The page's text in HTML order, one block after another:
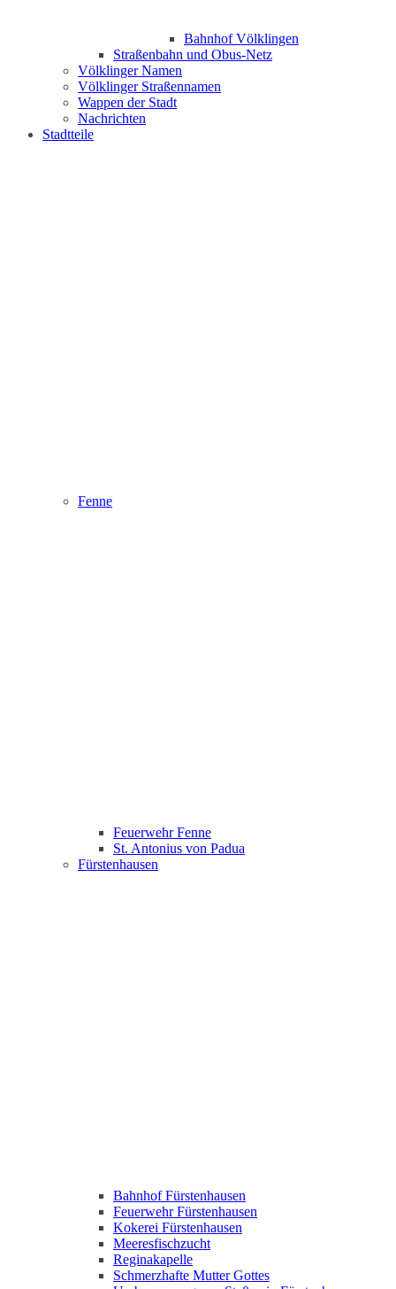
Bahnhof Völklingen
Straßenbahn und Obus-Netz
Völklinger Namen
Völklinger Straßennamen
Wappen der Stadt
Nachrichten
Stadtteile
Fenne
Feuerwehr Fenne
St. Antonius von Padua
Fürstenhausen
Bahnhof Fürstenhausen
Feuerwehr Fürstenhausen
Kokerei Fürstenhausen
Meeresfischzucht
Reginakapelle
Schmerzhafte Mutter Gottes